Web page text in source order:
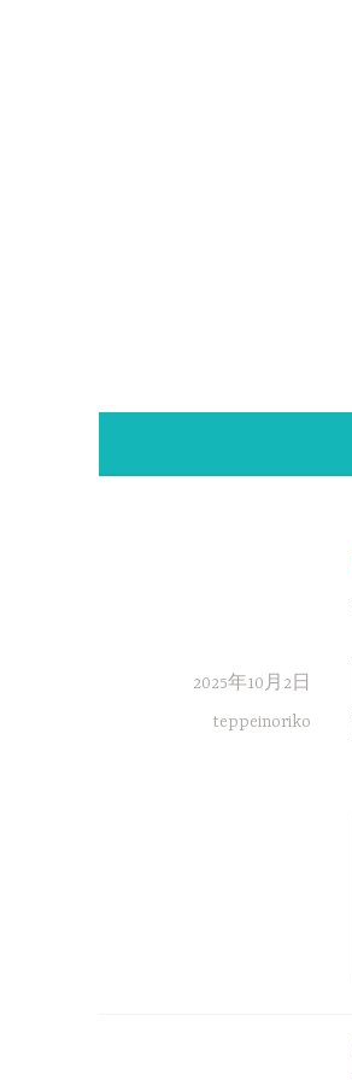
2025年10月2日
teppeinoriko